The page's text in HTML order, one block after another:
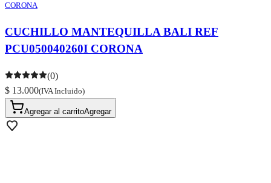
CORONA
CUCHILLO MANTEQUILLA BALI REF
PCU050040260I CORONA
(0)
$ 13.000(IVA Incluido)
Agregar al carritoAgregar